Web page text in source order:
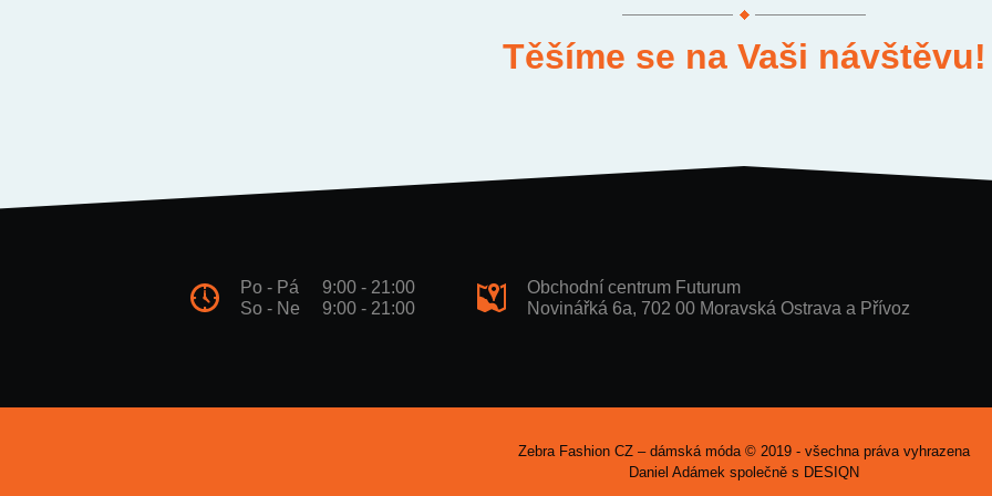
Těšíme se na Vaši návštěvu!
Po - Pá
9:00 - 21:00
So - Ne
9:00 - 21:00
Obchodní centrum Futurum
Novinářká 6a, 702 00 Moravská Ostrava a Přívoz
Zebra Fashion CZ – dámská móda © 2019 - všechna práva vyhrazena
Daniel Adámek společně s DESIQN